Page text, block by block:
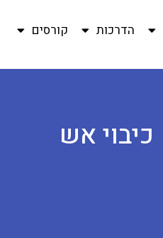
הדרכות קורסים
כיבוי אש